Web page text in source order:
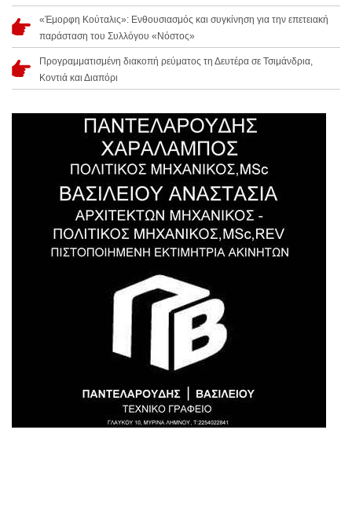
«Έμορφη Κούταλις»: Ενθουσιασμός και συγκίνηση για την επετειακή
παράσταση του Συλλόγου «Νόστος»
Προγραμματισμένη διακοπή ρεύματος τη Δευτέρα σε Τσιμάνδρια,
Κοντιά και Διαπόρι